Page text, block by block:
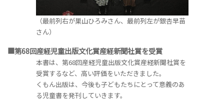
（最前列右が巣山ひろみさん、最前列左が銀杏早苗
さん）
■第68回産経児童出版文化賞産経新聞社賞を受賞
本書は、第68回産経児童出版文化賞産経新聞社賞を
受賞するなど、高い評価をいただきました。
くもん出版は、今後も子どもたちにとって意義のあ
る児童書を発刊していきます。